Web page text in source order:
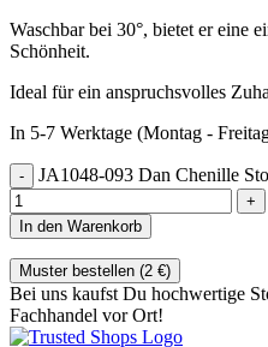
Waschbar bei 30°, bietet er eine
Schönheit.
Ideal für ein anspruchsvolles
In 5-7 Werktage (Montag -
JA1048-093 Dan Chenille
In den Warenkorb
Muster bestellen (2 €)
Bei uns kaufst Du hochwertige
Fachhandel vor Ort!